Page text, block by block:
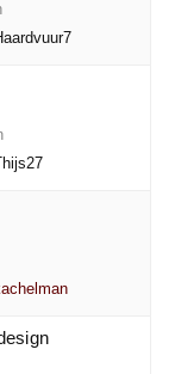
Thijs27